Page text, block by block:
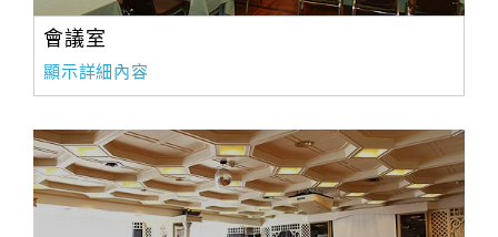
會議室
顯示詳細內容